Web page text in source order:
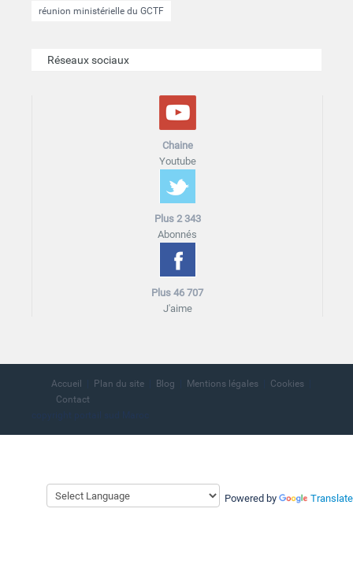
Powered by Translate
réunion ministérielle du GCTF
Réseaux sociaux
Chaine
Youtube
Plus 2 343
Abonnés
Plus 46 707
J'aime
Accueil Plan du site Blog Mentions légales
Cookies
Contact